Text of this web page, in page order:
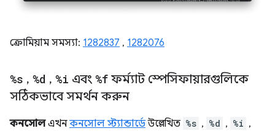
ক্রোমিয়াম সমস্যা: 1282837 , 1282076
%s , %d , %i এবং %f ফর্ম্যাট স্পেসিফায়ারগুলিকে
সঠিকভাবে সমর্থন করুন
কনসোলএখনকনসোল স্ট্যান্ডার্ডেউল্লেখিত %s , %d , %i ,